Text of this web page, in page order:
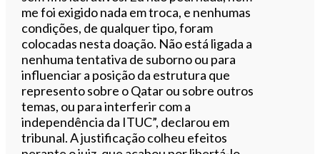
me foi exigido nada em troca, e nenhumas
condições, de qualquer tipo, foram
colocadas nesta doação. Não está ligada a
nenhuma tentativa de suborno ou para
influenciar a posição da estrutura que
represento sobre o Qatar ou sobre outros
temas, ou para interferir com a
independência da ITUC”, declarou em
tribunal. A justificação colheu efeitos